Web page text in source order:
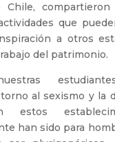
Chile, compartieron
que
a otros
del patrimonio.
al sexismo y la
estos
han sido para